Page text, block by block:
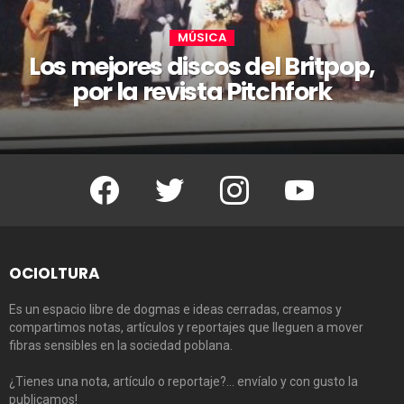
MÚSICA
Los mejores discos del Britpop,
por la revista Pitchfork
Facebook Twitter Instagram Youtube
OCIOLTURA
Es un espacio libre de dogmas e ideas cerradas, creamos y
compartimos notas, artículos y reportajes que lleguen a mover
fibras sensibles en la sociedad poblana.
¿Tienes una nota, artículo o reportaje?… envíalo y con gusto la
publicamos!